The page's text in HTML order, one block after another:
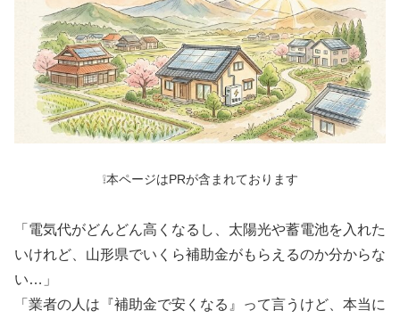
❕本ページはPRが含まれております
「電気代がどんどん高くなるし、太陽光や蓄電池を入れた
いけれど、山形県でいくら補助金がもらえるのか分からな
い…」
「業者の人は『補助金で安くなる』って言うけど、本当に